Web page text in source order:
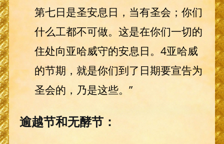
第七日是圣安息日，当有圣会；你们
什么工都不可做。这是在你们一切的
住处向亚哈威守的安息日。4亚哈威
的节期，就是你们到了日期要宣告为
圣会的，乃是这些。”
逾越节和无酵节：